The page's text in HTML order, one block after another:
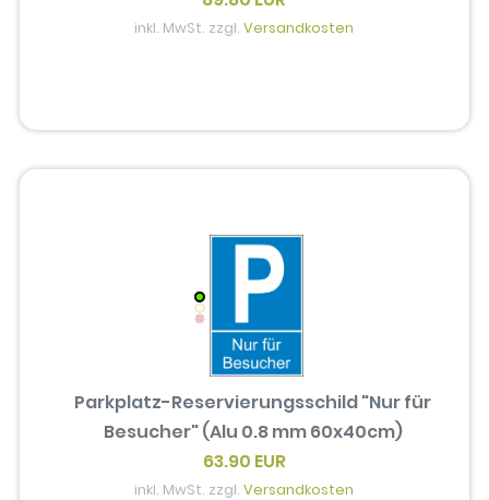
inkl. MwSt. zzgl.Versandkosten
Parkplatz-Reservierungsschild "Nur für
Besucher" (Alu 0.8 mm 60x40cm)
63.90 EUR
inkl. MwSt. zzgl.Versandkosten